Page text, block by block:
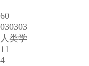
60
030303
人类学
11
4